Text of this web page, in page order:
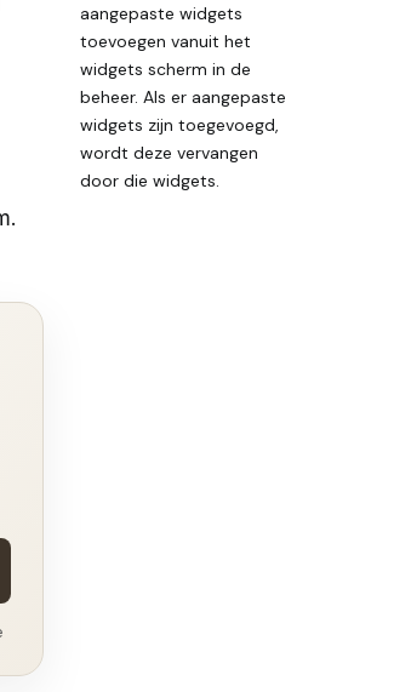
aangepaste widgets
toevoegen vanuit het
widgets scherm in de
beheer. Als er aangepaste
widgets zijn toegevoegd,
wordt deze vervangen
door die widgets.